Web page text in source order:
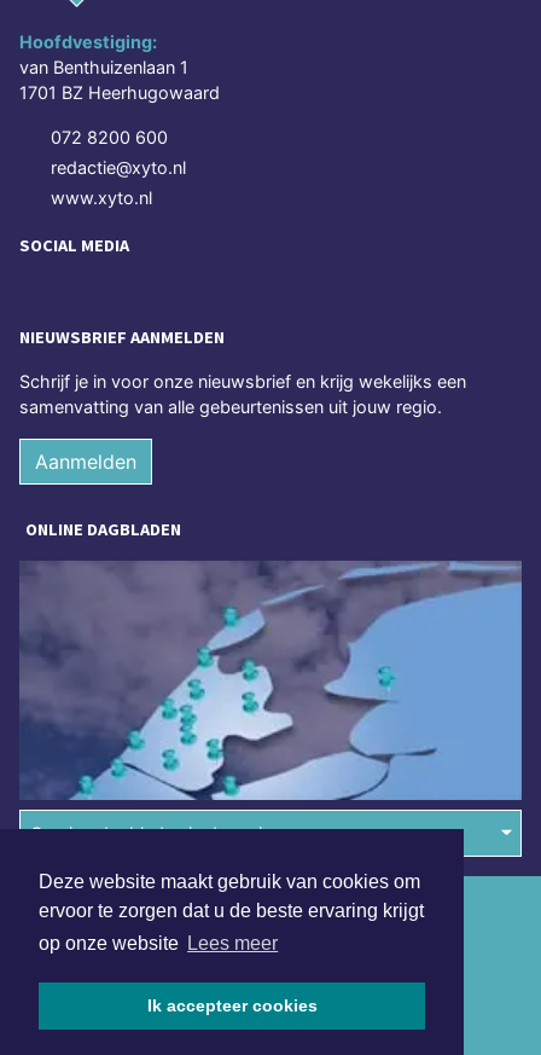
Deze website maakt gebruik van cookies om
ervoor te zorgen dat u de beste ervaring krijgt
op onze website Lees meer
Ik accepteer cookies
Hoofdvestiging:
van Benthuizenlaan 1
1701 BZ Heerhugowaard
072 8200 600
redactie@xyto.nl
www.xyto.nl
SOCIAL MEDIA
NIEUWSBRIEF AANMELDEN
Schrijf je in voor onze nieuwsbrief en krijg wekelijks een
samenvatting van alle gebeurtenissen uit jouw regio.
Aanmelden
ONLINE DAGBLADEN
Overige dagbladen in de regio
Algemene voorwaarden
Disclaimer